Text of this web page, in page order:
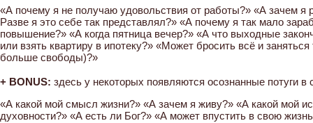
«А почему я не получаю удовольствия от работы?» «А зачем я
Разве я это себе так представлял?» «А почему я так мало
повышение?» «А когда пятница вечер?» «А что выходные
или взять квартиру в ипотеку?» «Может бросить всё и
больше свободы)?»
+ BONUS: здесь у некоторых появляются осознанные потуги
«А какой мой смысл жизни?» «А зачем я живу?» «А какой мой
духовности?» «А есть ли Бог?» «А может впустить в свою